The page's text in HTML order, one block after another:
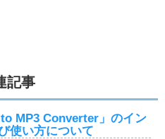
記事
MP3 Converter」のイン
使い方について